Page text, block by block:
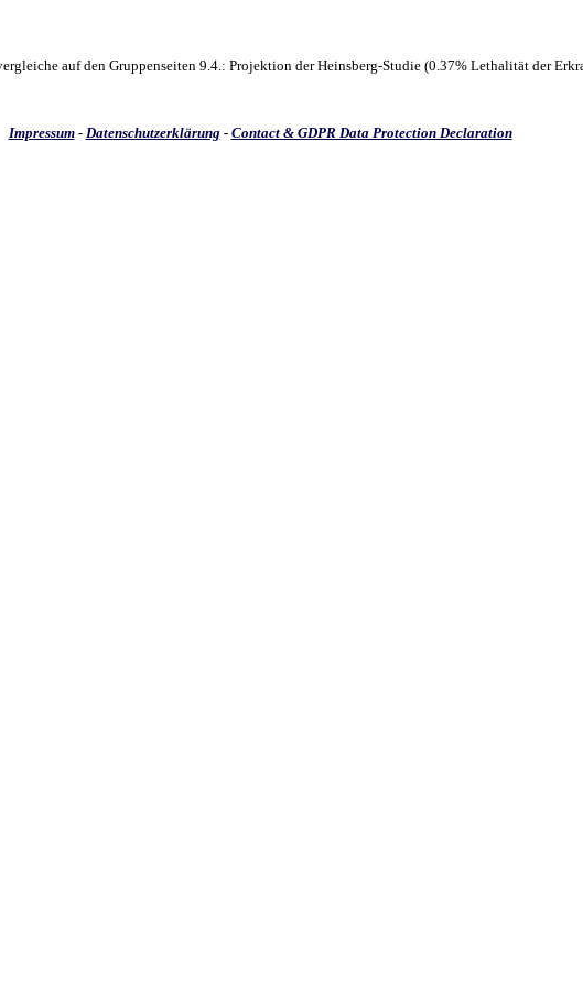
auf den Gruppenseiten 9.4.: Projektion der Heinsberg-Studie (0.37% Lethalität der
Impressum- Datenschutzerklärung - Contact & GDPR Data Protection Declaration